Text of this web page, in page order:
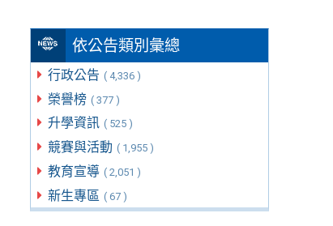
依公告類別彙總
行政公告 ( 4,336 )
榮譽榜 ( 377 )
升學資訊 ( 525 )
競賽與活動 ( 1,955 )
教育宣導 ( 2,051 )
新生專區 ( 67 )